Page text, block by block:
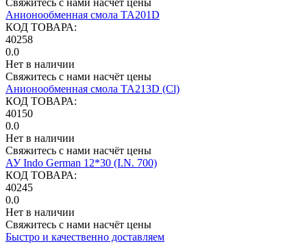
Свяжитесь с нами насчёт цены
Анионообменная смола TA201D
КОД ТОВАРА:
40258
0.0
Нет в наличии
Свяжитесь с нами насчёт цены
Анионообменная смола ТА213D (Cl)
КОД ТОВАРА:
40150
0.0
Нет в наличии
Свяжитесь с нами насчёт цены
АУ Indo German 12*30 (I.N. 700)
КОД ТОВАРА:
40245
0.0
Нет в наличии
Свяжитесь с нами насчёт цены
Быстро и качественно доставляем